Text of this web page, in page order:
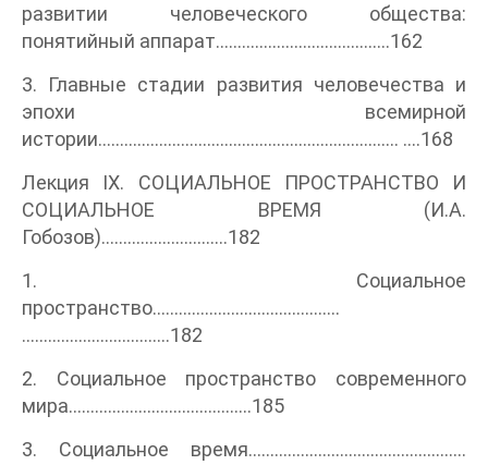
развитии человеческого общества:
понятийный аппарат........................................162
3. Главные стадии развития человечества и
эпохи всемирной
истории..................................................................... ....168
Лекция IX. СОЦИАЛЬНОЕ ПРОСТРАНСТВО И
СОЦИАЛЬНОЕ ВРЕМЯ (И.А.
Гобозов).............................182
1. Социальное
пространство...........................................
..................................182
2. Социальное пространство современного
мира..........................................185
3. Социальное время..................................................